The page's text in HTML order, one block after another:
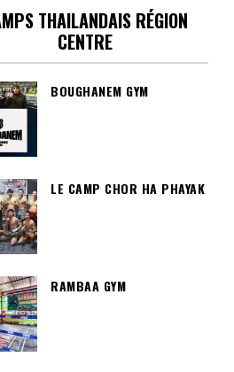
THAILANDAIS RÉGION
CENTRE
BOUGHANEM GYM
LE CAMP CHOR HA PHAYAK
RAMBAA GYM